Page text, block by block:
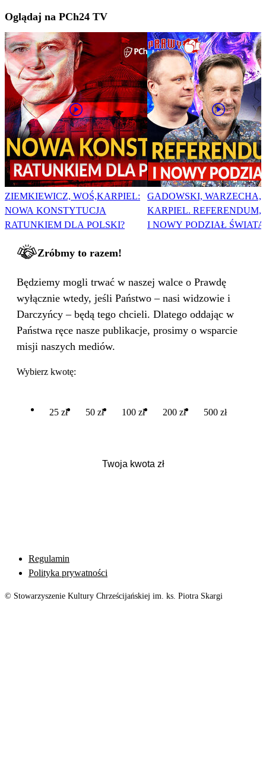
Oglądaj na PCh24 TV
ZIEMKIEWICZ, WOŚ,KARPIEL:
NOWA KONSTYTUCJA
RATUNKIEM DLA POLSKI?
GADOWSKI, WARZECHA,
KARPIEL. REFERENDUM,
I NOWY PODZIAŁ ŚWIATA
Zróbmy to razem!
Będziemy mogli trwać w naszej walce o Prawdę
wyłącznie wtedy, jeśli Państwo – nasi widzowie i
Darczyńcy – będą tego chcieli. Dlatego oddając w
Państwa ręce nasze publikacje, prosimy o wsparcie
misji naszych mediów.
Wybierz kwotę:
25 zł 50 zł 100 zł 200 zł 500 zł
Regulamin
Polityka prywatności
© Stowarzyszenie Kultury Chrześcijańskiej im. ks. Piotra Skargi